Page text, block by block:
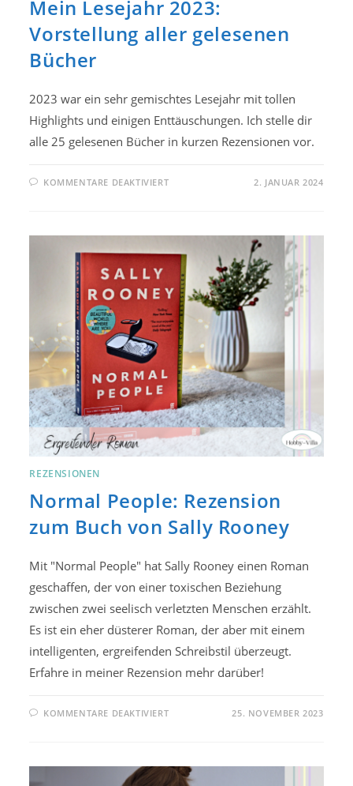
Mein Lesejahr 2023:
Vorstellung aller gelesenen
Bücher
2023 war ein sehr gemischtes Lesejahr mit tollen
Highlights und einigen Enttäuschungen. Ich stelle dir
alle 25 gelesenen Bücher in kurzen Rezensionen vor.
KOMMENTARE DEAKTIVIERTFÜR
ALLER
BÜCHER
2. JANUAR 2024
REZENSIONEN
Normal People: Rezension
zum Buch von Sally Rooney
Mit "Normal People" hat Sally Rooney einen Roman
geschaffen, der von einer toxischen Beziehung
zwischen zwei seelisch verletzten Menschen erzählt.
Es ist ein eher düsterer Roman, der aber mit einem
intelligenten, ergreifenden Schreibstil überzeugt.
Erfahre in meiner Rezension mehr darüber!
KOMMENTARE DEAKTIVIERTFÜR
BUCH
VON
25. NOVEMBER 2023